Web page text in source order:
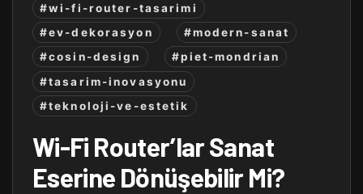
#wi-fi-router-tasarimi
#ev-dekorasyon
#modern-sanat
#cosin-design
#piet-mondrian
#tasarim-inovasyonu
#teknoloji-ve-estetik
Wi-Fi Router’lar Sanat
Eserine Dönüşebilir Mi?